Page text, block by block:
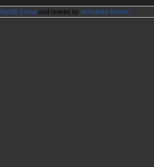
MyBB Group and rewrite by Hi Fidelity Forum